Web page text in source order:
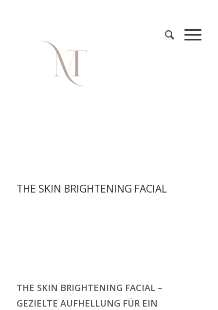
THE SKIN BRIGHTENING FACIAL
THE SKIN BRIGHTENING FACIAL –
GEZIELTE AUFHELLUNG FÜR EIN